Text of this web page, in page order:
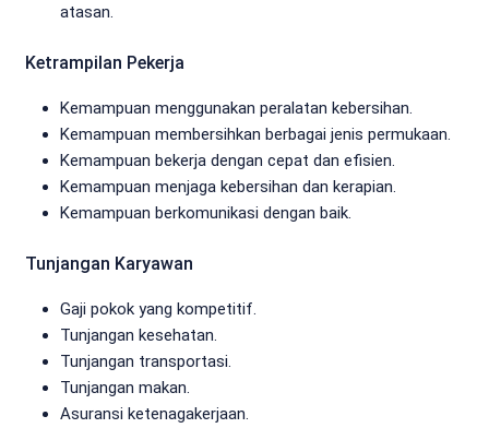
atasan.
Ketrampilan Pekerja
Kemampuan menggunakan peralatan kebersihan.
Kemampuan membersihkan berbagai jenis permukaan.
Kemampuan bekerja dengan cepat dan efisien.
Kemampuan menjaga kebersihan dan kerapian.
Kemampuan berkomunikasi dengan baik.
Tunjangan Karyawan
Gaji pokok yang kompetitif.
Tunjangan kesehatan.
Tunjangan transportasi.
Tunjangan makan.
Asuransi ketenagakerjaan.